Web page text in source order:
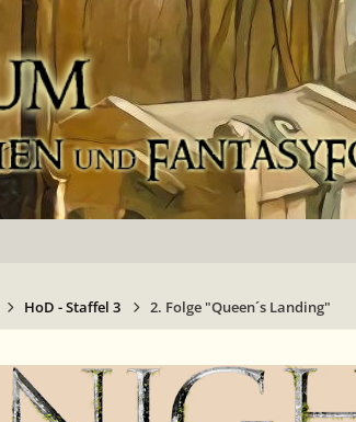
HoD - Staffel 3 2. Folge "Queen´s Landing"